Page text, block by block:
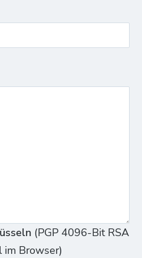
(PGP 4096-Bit RSA
im Browser)